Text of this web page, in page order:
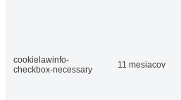
cookielawinfo-
checkbox-necessary
11 mesiacov